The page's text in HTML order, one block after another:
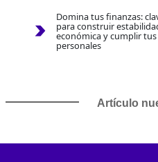
Domina tus finanzas:
para construir
económica y cumplir
personales
Artículo